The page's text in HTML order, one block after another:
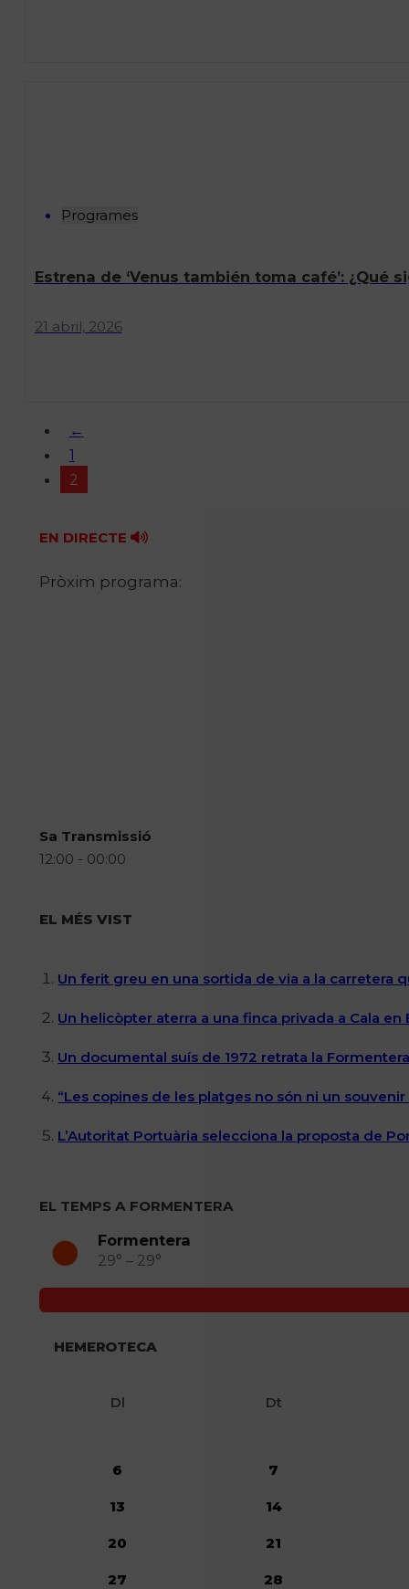
Programes
Estrena de ‘Venus también toma café’:
21 abril, 2026
←
1
2
EN DIRECTE
Pròxim programa:
Sa Transmissió
12:00 - 00:00
EL MÉS VIST
Un ferit greu en una sortida de via a la carretera
Un helicòpter aterra a una finca privada a Cala
Un documental suís de 1972 retrata la
“Les copines de les platges no són ni un
L’Autoritat Portuària selecciona la proposta de
EL TEMPS A FORMENTERA
Formentera
29° – 29°
HEMEROTECA
Dl Dt
6 7
13 14
20 21
27 28